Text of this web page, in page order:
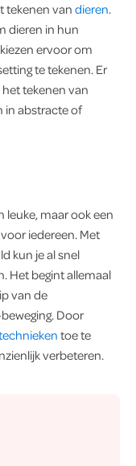
tekenen van dieren.
dieren in hun
ervoor om
te tekenen. Er
tekenen van
in abstracte of
leuke, maar ook een
iedereen. Met
kun je al snel
Het begint allemaal
van de
Door
toe te
verbeteren.